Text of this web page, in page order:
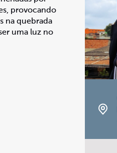
provocando
na quebrada
uma luz no